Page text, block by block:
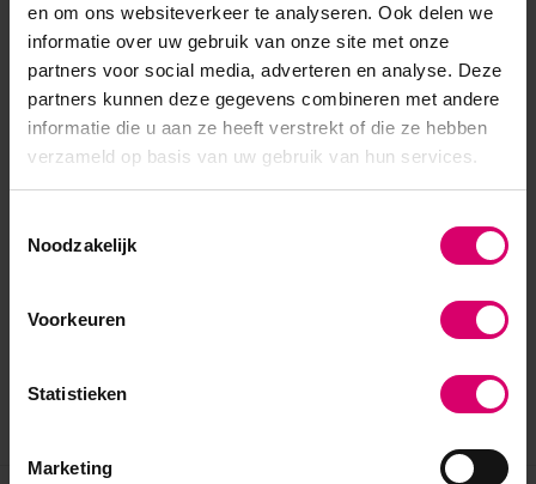
en om ons websiteverkeer te analyseren. Ook delen we
informatie over uw gebruik van onze site met onze
partners voor social media, adverteren en analyse. Deze
partners kunnen deze gegevens combineren met andere
informatie die u aan ze heeft verstrekt of die ze hebben
verzameld op basis van uw gebruik van hun services.
Noodzakelijk
Voorkeuren
Statistieken
Marketing